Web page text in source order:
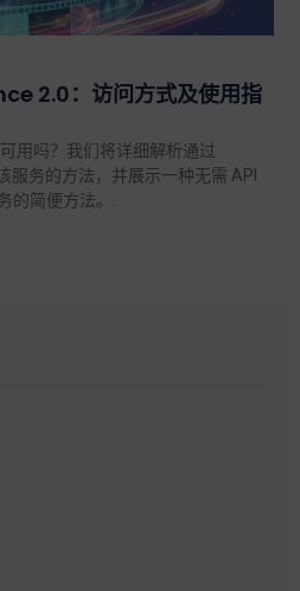
2.0：访问方式及使用指
用吗？我们将详细解析通过
服务的方法，并展示一种无需 API
的简便方法。.